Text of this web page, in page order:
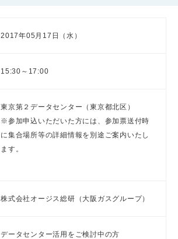
2017年05月17日（水）
15:30～17:00
東京第２データセンター（東京都北区）
※参加申込いただいた方には、参加票送付時
に集合場所等の詳細情報を別途ご案内いたし
ます。
株式会社オージス総研（大阪ガスグループ）
データセンター活用をご検討中の方